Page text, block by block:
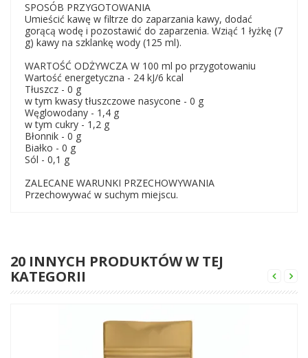
SPOSÓB PRZYGOTOWANIA
Umieścić kawę w filtrze do zaparzania kawy, dodać
gorącą wodę i pozostawić do zaparzenia. Wziąć 1 łyżkę (7
g) kawy na szklankę wody (125 ml).
WARTOŚĆ ODŻYWCZA W 100 ml po przygotowaniu
Wartość energetyczna - 24 kJ/6 kcal
Tłuszcz - 0 g
w tym kwasy tłuszczowe nasycone - 0 g
Węglowodany - 1,4 g
w tym cukry - 1,2 g
Błonnik - 0 g
Białko - 0 g
Sól - 0,1 g
ZALECANE WARUNKI PRZECHOWYWANIA
Przechowywać w suchym miejscu.
20 INNYCH PRODUKTÓW W TEJ
KATEGORII